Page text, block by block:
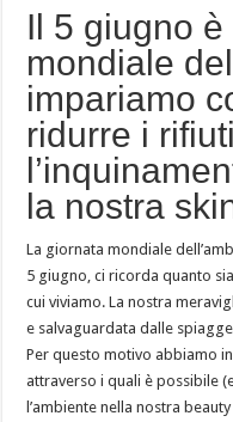
per
rendere
la
nostra
beauty
più
eco
friendly
Il 5 giugno
mondiale
impariamo
ridurre i
la nostra
La giornata mondiale
5 giugno, ci ricorda quanto
cui viviamo. La nostra
e salvaguardata dalle
Per questo motivo abbiamo
attraverso i quali è possibile
l’ambiente nella nostra